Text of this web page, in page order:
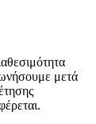
μετά